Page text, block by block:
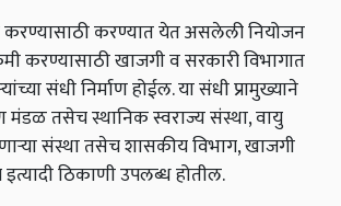
करण्यासाठी करण्यात येत असलेली नियोजन
करण्यासाठी खाजगी व सरकारी विभागात
संधी निर्माण होईल. या संधी प्रामुख्याने
मंडळ तसेच स्थानिक स्वराज्य संस्था, वायु
संस्था तसेच शासकीय विभाग, खाजगी
ठिकाणी उपलब्ध होतील.